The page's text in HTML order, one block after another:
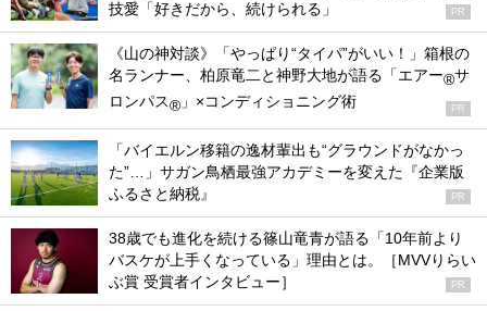
技愛「好きだから、続けられる」
PR
《山の神対談》「やっぱり“タイパ”がいい！」箱根の
名ランナー、柏原竜二と神野大地が語る「エアー®サ
ロンパス® 」×コンディショニング術 PR
「バイエルン移籍の逸材輩出も“グラウンドがなかっ
た”…」サガン鳥栖最強アカデミーを変えた『企業版
ふるさと納税』
PR
38歳でも進化を続ける篠山竜青が語る「10年前より
バスケが上手くなっている」理由とは。［MVVりらい
ぶ賞 受賞者インタビュー］
PR